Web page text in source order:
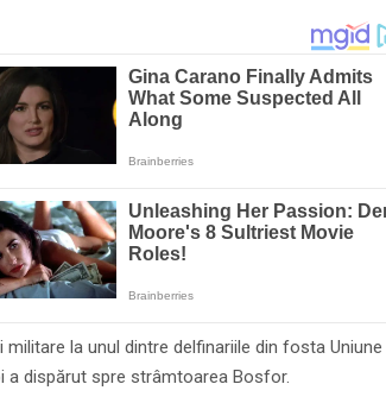
la unul dintre delfinariile din fosta Uniune
a dispărut spre strâmtoarea Bosfor.